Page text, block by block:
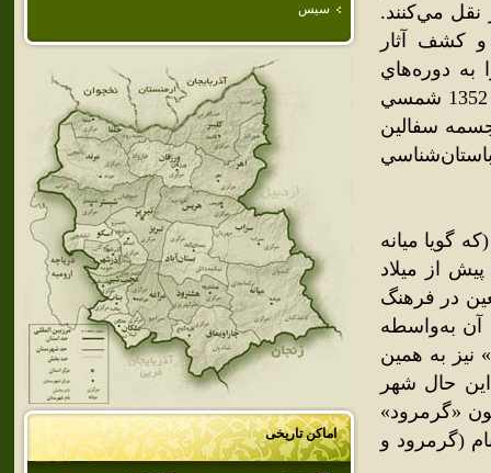
سيس
اماکن تاریخی
از ميلاد نيز نقل مي‌کنند.
و کشف آثار
به دوره‌هاي
پيش از تشکيل دولت ماد مي‌رساند. در پي حفاري‌هايي که در سال 1352 شمسي
سفالين
گويا ميانه
از ميلاد
در فرهنگ
آن به‌واسطه
نيز به همين
حال شهر
«گرمرود»
(گرمرود و